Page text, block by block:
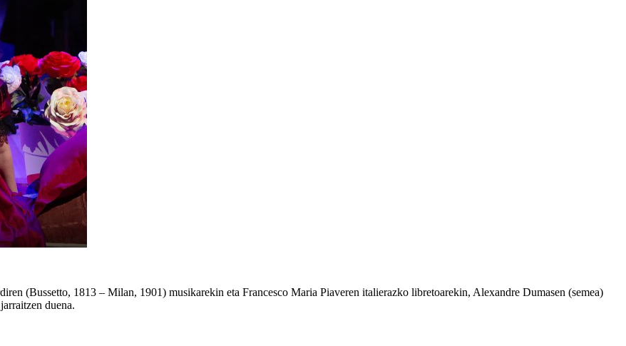
(Bussetto, 1813 – Milan, 1901) musikarekin eta Francesco Maria Piaveren italierazko libretoarekin, Alexandre Dumasen (semea)
duena.